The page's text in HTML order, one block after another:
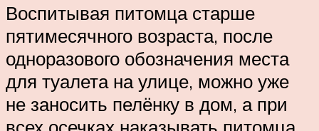
Воспитывая питомца старше
пятимесячного возраста, после
одноразового обозначения места
для туалета на улице, можно уже
не заносить пелёнку в дом, а при
всех осечках наказывать питомца